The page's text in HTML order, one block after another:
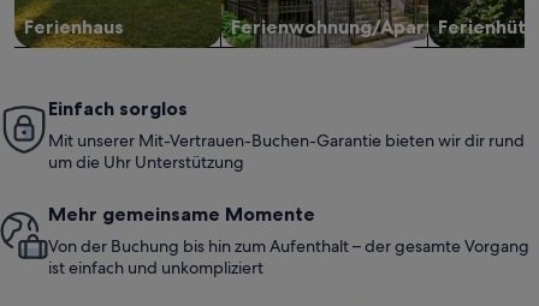
Ferienhaus Ferienwohnung/Apartment
Einfach sorglos
Mit unserer Mit-Vertrauen-Buchen-Garantie bieten wir dir rund
um die Uhr Unterstützung
Mehr gemeinsame Momente
Von der Buchung bis hin zum Aufenthalt – der gesamte Vorgang
ist einfach und unkompliziert